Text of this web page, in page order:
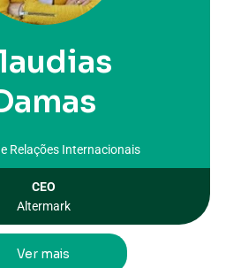
Relações Internacionais
CEO
Altermark
Ver mais